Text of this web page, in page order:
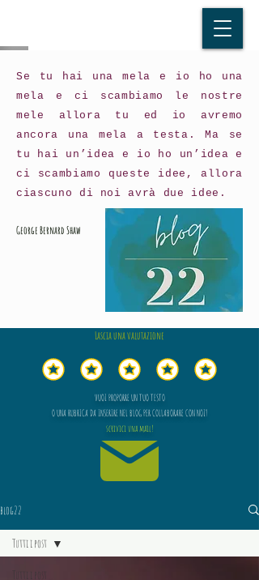
Se tu hai una mela e io ho una
mela e ci scambiamo le nostre
mele allora tu ed io avremo
ancora una mela a testa. Ma se
tu hai un’idea e io ho un’idea e
ci scambiamo queste idee, allora
ciascuno di noi avrà due idee.
George Bernard Shaw
Lascia una valutazione
VUOI PROPORRE UN TUO TESTO
O UNA RUBRICA DA INSERIRE NEL BLOG PER COLLABORARE CON NOI?
scrivici una mail!
blog22
Tutti i post